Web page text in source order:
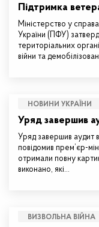
Підтримка
Міністерство у
України (ПФУ)
територіальних
війни та
НОВИНИ УКРАЇНИ
Уряд завершив
Уряд завершив аудит
повідомив прем’єр-
отримали повну
виконано, які…
ВИЗВОЛЬНА ВІЙНА